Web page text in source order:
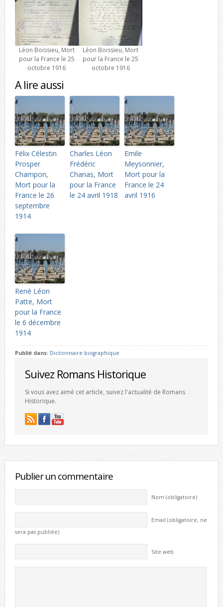
Léon Boissieu, Mort
pour la France le 25
octobre 1916
Léon Boissieu, Mort
pour la France le 25
octobre 1916
A lire aussi
Félix Célestin
Prosper
Champon,
Mort pour la
France le 26
septembre
1914
Charles Léon
Frédéric
Chanas, Mort
pour la France
le 24 avril 1918
Emile
Meysonnier,
Mort pour la
France le 24
avril 1916
René Léon
Patte, Mort
pour la France
le 6 décembre
1914
Publié dans: Dictionnaire biographique
Suivez Romans Historique
Si vous avez aimé cet article, suivez l'actualité de Romans
Historique.
Publier un commentaire
Nom (obligatoire)
Email (obligatoire, ne
sera pas publiée)
Site web